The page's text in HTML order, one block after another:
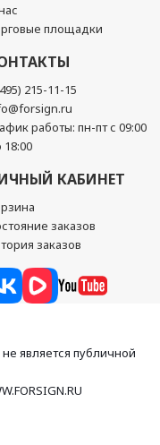
площадки
215-11-15
работы: пн-пт с 09:00
18:00
КАБИНЕТ
заказов
заказов
является публичной